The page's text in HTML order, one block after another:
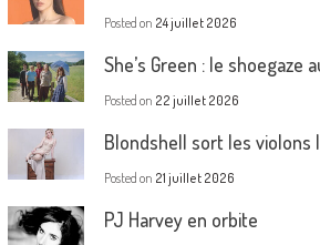
Posted on 24 juillet 2026
She’s Green : le shoegaze
Posted on 22 juillet 2026
Blondshell sort les violons
Posted on 21 juillet 2026
PJ Harvey en orbite